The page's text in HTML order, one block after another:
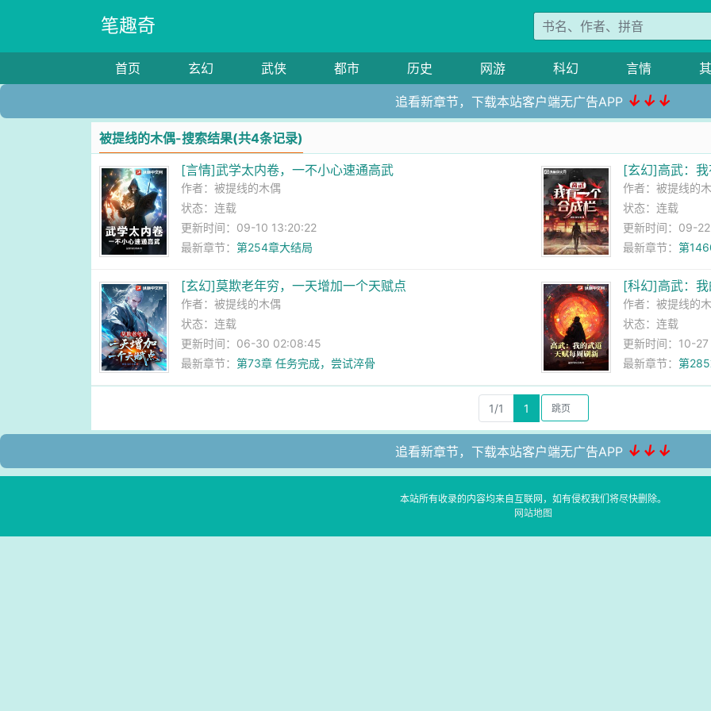
笔趣奇
首页 玄幻 武侠 都市 历史 网游 科幻 言情
追看新章节，下载本站客户端无广告APP ↓↓↓
被提线的木偶-搜索结果(共4条记录)
[言情]武学太内卷，一不小心速通高武
作者：被提线的木偶
状态：连载
更新时间：09-10 13:20:22
最新章节：第254章大结局
[玄幻]高武：
作者： 被提线的
状态：连载
更新时间：09-
最新章节： 第
[玄幻]莫欺老年穷，一天增加一个天赋点
作者：被提线的木偶
状态：连载
更新时间：06-30 02:08:45
最新章节：第73章 任务完成，尝试淬骨
[科幻]高武：
作者： 被提线的
状态：连载
更新时间：10-
最新章节： 第
1/1 1
追看新章节，下载本站客户端无广告APP ↓↓↓
本站所有收录的内容均来自互联网，如有侵权我们将尽快删除。
网站地图